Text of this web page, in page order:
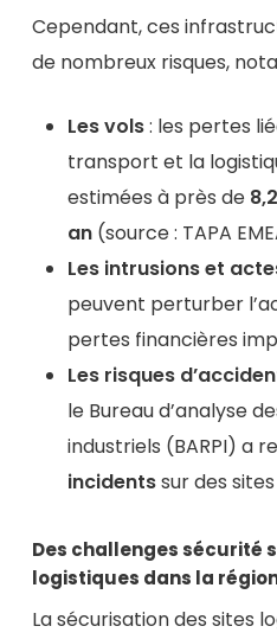
Cependant, ces
de nombreux risques,
Les vols: les pertes
transport et la
estimées à près de
an(source : TAPA
Les intrusions et
peuvent perturber
pertes financières
Les risques
le Bureau d’analyse
industriels (BARPI) a
incidentssur des
Des challenges sécurité
logistiques dans la
La sécurisation des sites